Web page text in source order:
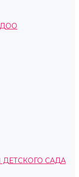
ДОО
САДА